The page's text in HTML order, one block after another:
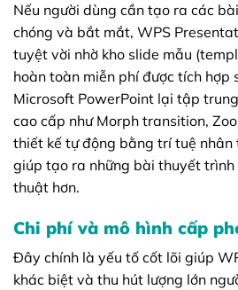
Nếu người dùng cần tạo ra các
chóng và bắt mắt, WPS
tuyệt vời nhờ kho slide mẫu
hoàn toàn miễn phí được tích hợp
Microsoft PowerPoint lại tập
cao cấp như Morph transition,
thiết kế tự động bằng trí tuệ nhân
giúp tạo ra những bài thuyết trình
thuật hơn.
Chi phí và mô hình cấp
Đây chính là yếu tố cốt lõi giúp
khác biệt và thu hút lượng lớn